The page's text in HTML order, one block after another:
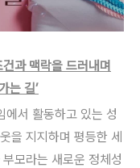
과 맥락을 드러내며
는 길’
에서 활동하고 있는 성
을 지지하며 평등한 세
모라는 새로운 정체성